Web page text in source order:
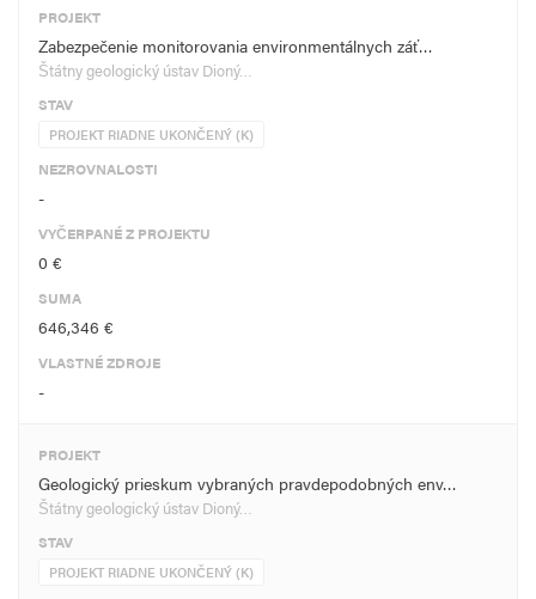
PROJEKT
Zabezpečenie monitorovania environmentálnych záť…
Štátny geologický ústav Dioný…
STAV
PROJEKT RIADNE UKONČENÝ (K)
NEZROVNALOSTI
-
VYČERPANÉ Z PROJEKTU
0 €
SUMA
646,346 €
VLASTNÉ ZDROJE
-
PROJEKT
Geologický prieskum vybraných pravdepodobných env…
Štátny geologický ústav Dioný…
STAV
PROJEKT RIADNE UKONČENÝ (K)